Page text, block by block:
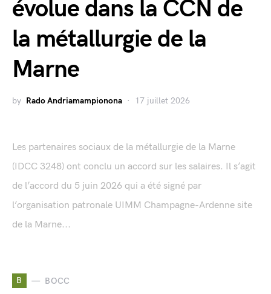
évolue dans la CCN de
la métallurgie de la
Marne
by Rado Andriamampionona 17 juillet 2026
Les partenaires sociaux de la métallurgie de la Marne
(IDCC 3248) ont conclu un accord sur les salaires. Il s’agit
de l’accord du 5 juin 2026 qui a été signé par
l’organisation patronale UIMM Champagne-Ardenne site
de la Marne...
B BOCC